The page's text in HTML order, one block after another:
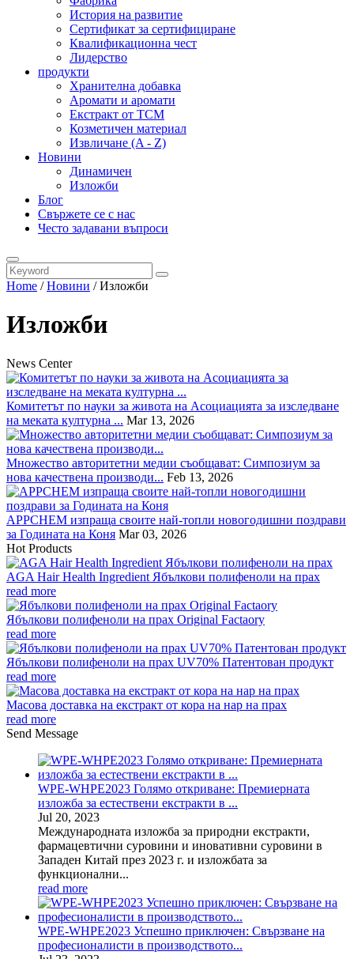
История на развитие
Сертификат за сертифициране
Квалификационна чест
Лидерство
продукти
Хранителна добавка
Аромати и аромати
Екстракт от TCM
Козметичен материал
Извличане (A - Z)
Новини
Динамичен
Изложби
Блог
Свържете се с нас
Често задавани въпроси
Home /Новини /Изложби
Изложби
News Center
Комитетът по науки за живота на Асоциацията за изследване
на меката културна ... Mar 13, 2026
Множество авторитетни медии съобщават: Симпозиум за
нова качествена производи... Feb 13, 2026
APPCHEM изпраща своите най-топли новогодишни поздрави
за Годината на Коня Mar 03, 2026
Hot Products
AGA Hair Health Ingredient Ябълкови полифеноли на прах
read more
Ябълкови полифеноли на прах Original Factaory
read more
Ябълкови полифеноли на прах UV70% Патентован продукт
read more
Масова доставка на екстракт от кора на нар на прах
read more
Send Message
WPE-WHPE2023 Голямо откриване: Премиерната
изложба за естествени екстракти в ...
Jul 20, 2023
Международната изложба за природни екстракти,
фармацевтични суровини и иновативни суровини в
Западен Китай през 2023 г. и изложбата за
функционални...
read more
WPE-WHPE2023 Успешно приключен: Свързване на
професионалисти в производството...